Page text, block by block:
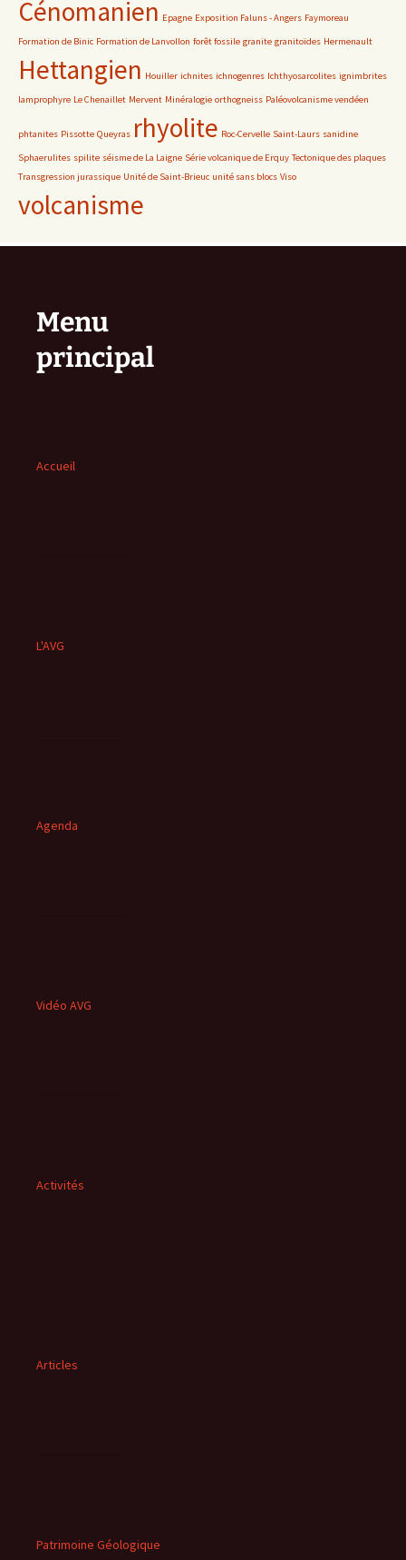
Cénomanien Epagne Exposition Faluns - Angers Faymoreau
Formation de Binic Formation de Lanvollon forêt fossile granite granitoïdes Hermenault
Hettangien Houiller ichnites ichnogenres Ichthyosarcolites ignimbrites
lamprophyre Le Chenaillet Mervent Minéralogie orthogneiss Paléovolcanisme vendéen
phtanites Pissotte Queyras rhyolite Roc-Cervelle Saint-Laurs sanidine
Sphaerulites spilite séisme de La Laigne Série volcanique de Erquy Tectonique des plaques
Transgression jurassique Unité de Saint-Brieuc unité sans blocs Viso
volcanisme
Menu
principal
Accueil
L'AVG
Agenda
Vidéo AVG
Activités
Articles
Patrimoine Géologique